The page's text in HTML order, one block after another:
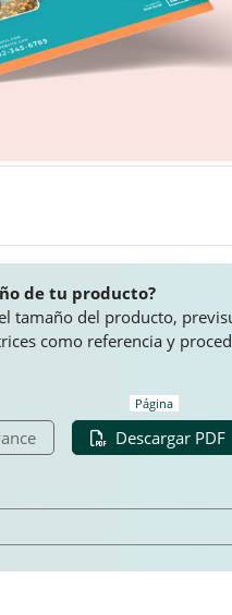
de tu producto?
tamaño del producto,
como referencia y
Página
Descargar PDF